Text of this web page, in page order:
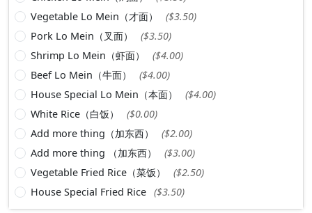
Vegetable Lo Mein（才面）
($3.50)
Pork Lo Mein（叉面）
($3.50)
Shrimp Lo Mein（虾面）
($4.00)
Beef Lo Mein（牛面）
($4.00)
House Special Lo Mein（本面）
($4.00)
White Rice（白饭）
($0.00)
Add more thing（加东西）
($2.00)
Add more thing （加东西）
($3.00)
Vegetable Fried Rice（菜饭）
($2.50)
House Special Fried Rice ($3.50)